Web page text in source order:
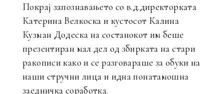
Покрај запознавањето со в.д.директорката
Катерина Велкоска и кустосот Калина
Кузман Додеска на состанокот им беше
презентиран мал дел од збирката на стари
ракописи како и се разговараше за обуки на
наши стручни лица и идна понатамошна
заедничка соработка.